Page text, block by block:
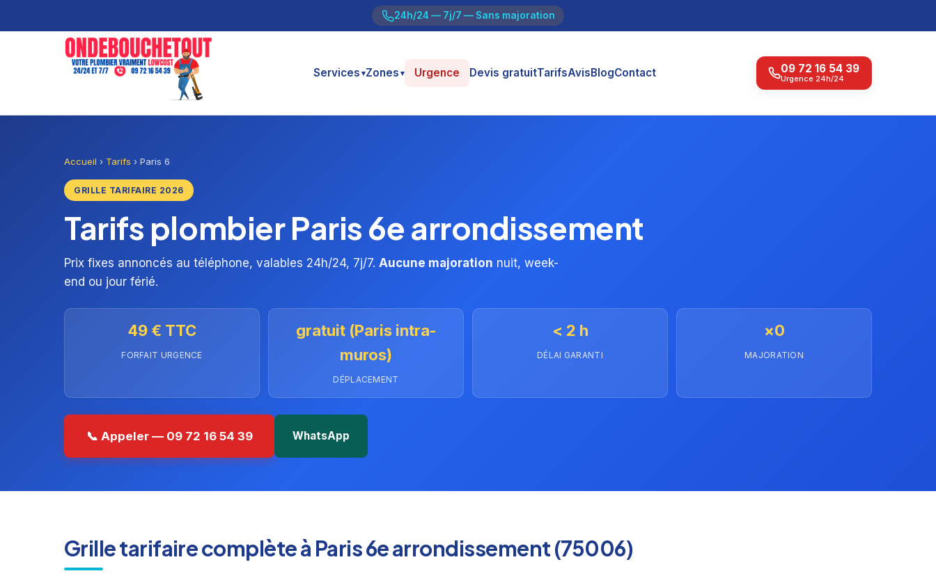
24h/24 — 7j/7 — Sans majoration
Services ▾Zones ▾ Urgence Devis gratuitTarifsAvisBlogContact 09 72 16 54 39
Urgence 24h/24
Accueil › Tarifs › Paris 6
GRILLE TARIFAIRE 2026
Tarifs plombier Paris 6e arrondissement
Prix fixes annoncés au téléphone, valables 24h/24, 7j/7. Aucune majoration nuit, week-
end ou jour férié.
49 € TTC
FORFAIT URGENCE
gratuit (Paris intra-
muros)
DÉPLACEMENT
< 2 h
DÉLAI GARANTI
×0
MAJORATION
📞 Appeler — 09 72 16 54 39 WhatsApp
Grille tarifaire complète à Paris 6e arrondissement (75006)